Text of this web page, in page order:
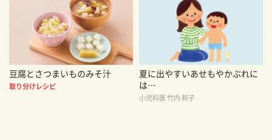
豆腐とさつまいものみそ汁
取り分けレシピ
夏に出やすいあせもやかぶれに
は…
小児科医 竹内 邦子